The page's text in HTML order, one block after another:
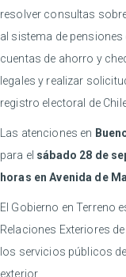
resolver consultas
al sistema de
cuentas de ahorro y
legales y realizar
registro electoral de
Las atenciones en
para el sábado 28 de
horas en Avenida de
El Gobierno en Terreno
Relaciones Exteriores
los servicios públicos
exterior.